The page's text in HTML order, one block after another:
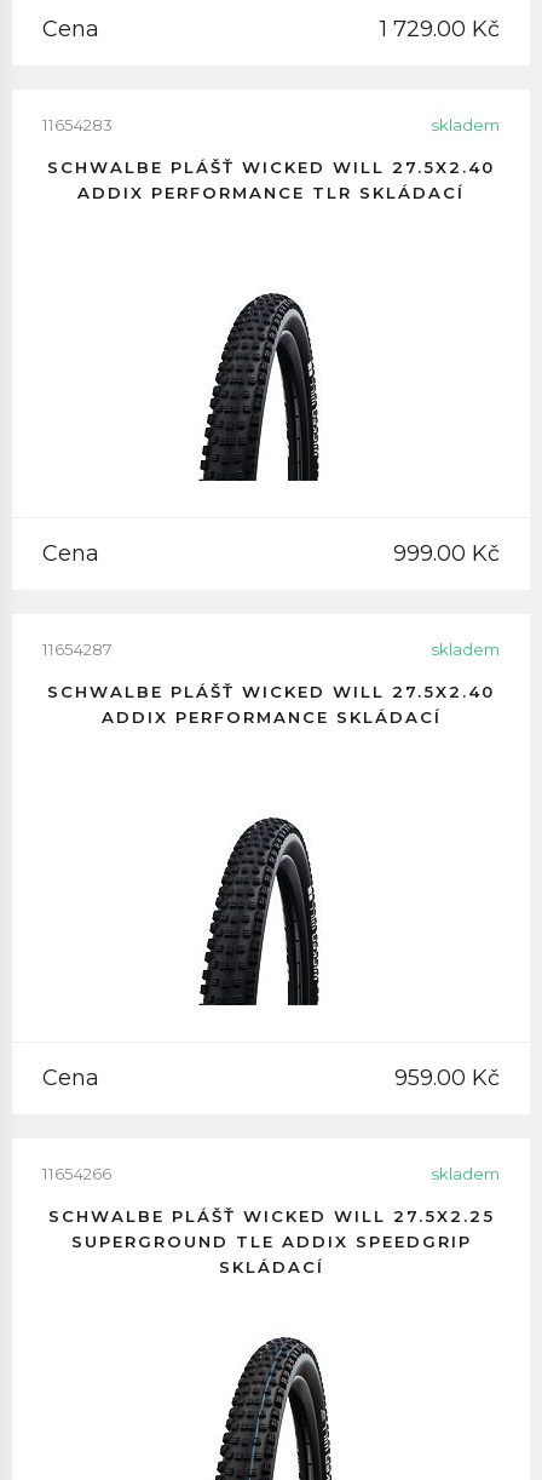
Cena 1 729.00 Kč
11654283 skladem
SCHWALBE PLÁŠŤ WICKED WILL 27.5X2.40
ADDIX PERFORMANCE TLR SKLÁDACÍ
Cena 999.00 Kč
11654287 skladem
SCHWALBE PLÁŠŤ WICKED WILL 27.5X2.40
ADDIX PERFORMANCE SKLÁDACÍ
Cena 959.00 Kč
11654266 skladem
SCHWALBE PLÁŠŤ WICKED WILL 27.5X2.25
SUPERGROUND TLE ADDIX SPEEDGRIP
SKLÁDACÍ